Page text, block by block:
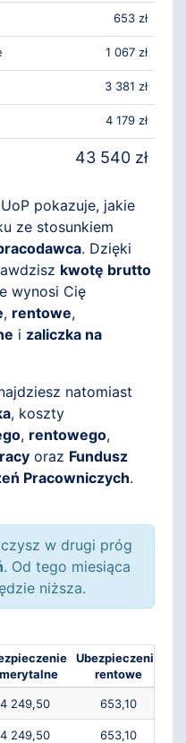
653 zł
1 067 zł
3 381 zł
4 179 zł
43 540 zł
pokazuje, jakie
ze stosunkiem
. Dzięki
kwotę brutto
wynosi Cię
, rentowe,
i zaliczka na
natomiast
, koszty
, rentowego,
oraz Fundusz
Pracowniczych.
w drugi próg
. Od tego miesiąca
niższa.
Ubezpieczenie
rentowe
4 249,50 653,10
4 249,50 653,10